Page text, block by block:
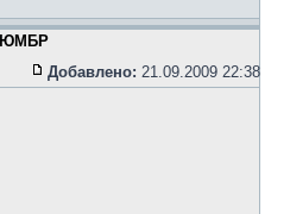
ЮМБР
Добавлено: 21.09.2009 22:38